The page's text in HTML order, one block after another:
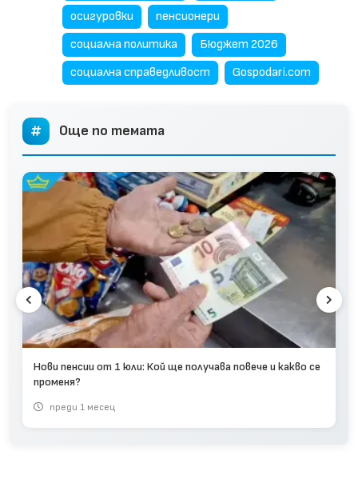
осигуровки
пенсионери
социална политика
Бюджет 2026
социална справедливост
Gospodari.com
Още по темата
Нови пенсии от 1 юли: Кой ще получава повече и какво се
променя?
преди 1 месец